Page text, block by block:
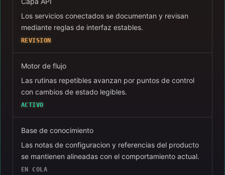
Los servicios conectados se documentan y revisan
mediante reglas de interfaz estables.
REVISION
Motor de flujo
Las rutinas repetibles avanzan por puntos de control
con cambios de estado legibles.
ACTIVO
Base de conocimiento
Las notas de configuracion y referencias del producto
se mantienen alineadas con el comportamiento actual.
EN COLA